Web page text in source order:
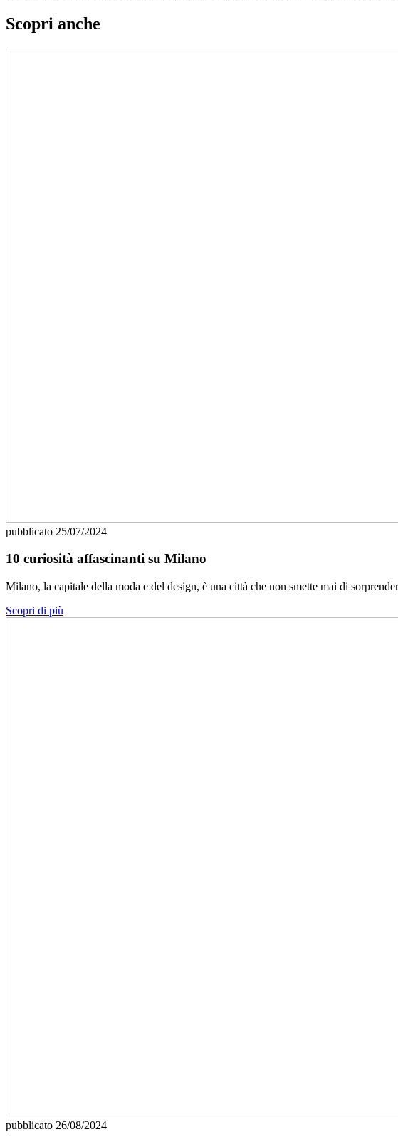
Scopri anche
pubblicato 25/07/2024
10 curiosità affascinanti su Milano
Milano, la capitale della moda e del design, è una città che non smette mai di
Scopri di più
pubblicato 26/08/2024